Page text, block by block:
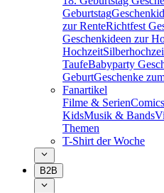
Geburtstag
zur RenteRichtfest
Geschenkideen zur
Hochzeit
TaufeBabyparty
GeburtGeschenke
Fanartikel
Filme & Serien
KidsMusik & Bands
Themen
T-Shirt der Woche
B2B